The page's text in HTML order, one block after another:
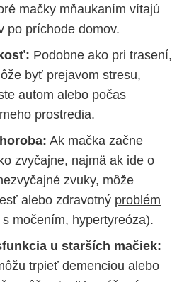
mačky mňaukaním vítajú
po príchode domov.
Podobne ako pri trasení,
byť prejavom stresu,
autom alebo počas
prostredia.
: Ak mačka začne
zvyčajne, najmä ak ide o
zvuky, môže
alebo zdravotný problém
močením, hypertyreóza).
u starších mačiek:
trpieť demenciou alebo